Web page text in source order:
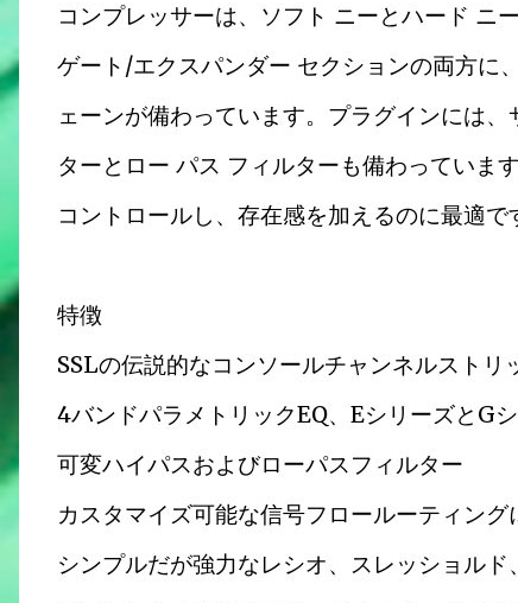
コンプレッサーは、ソフト ニーとハード ニ
ゲート/エクスパンダー セクションの両方に
ェーンが備わっています。プラグインには
ターとロー パス フィルターも備わっていま
コントロールし、存在感を加えるのに最適で
特徴
SSLの伝説的なコンソールチャンネルストリ
4バンドパラメトリックEQ、EシリーズとG
可変ハイパスおよびローパスフィルター
カスタマイズ可能な信号フロールーティン
シンプルだが強力なレシオ、スレッショル